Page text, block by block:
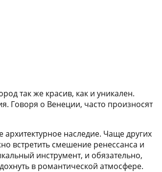
так же красив, как и уникален.
Говоря о Венеции, часто произносят
наследие. Чаще других
встретить смешение ренессанса и
инструмент, и обязательно,
в романтической атмосфере.